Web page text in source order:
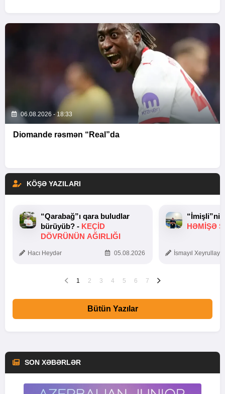
06.08.2026 - 18:33
Diomande rəsmən “Real”da
KÖŞƏ YAZILARI
“Qarabağ”ı qara buludlar
bürüyüb? - KEÇID
DÖVRÜNÜN AĞIRLIĞI
Hacı Heydər 05.08.2026
HƏMIŞƏ
İsmayıl
1 2 3 4 5 6 7
Bütün Yazılar
SON XƏBƏRLƏR